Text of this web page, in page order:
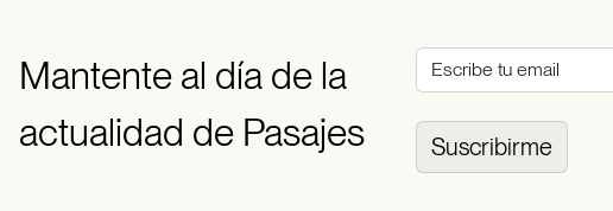
Mantente al día de la
actualidad de Pasajes
Suscribirme